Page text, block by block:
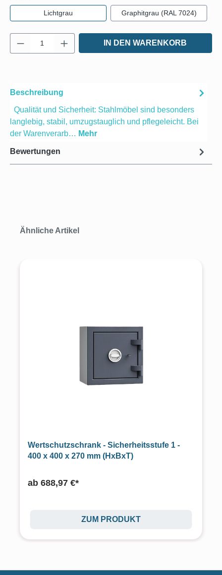
Lichtgrau Graphitgrau (RAL 7024)
Produkt Anzahl: Gib den gewünschten
IN DEN WARENKORB
Beschreibung
Qualität und Sicherheit: Stahlmöbel sind besonders
langlebig, stabil, umzugstauglich und pflegeleicht. Bei
der Warenverarb… Mehr
Bewertungen
Produktgalerie überspringen
Ähnliche Artikel
Wertschutzschrank - Sicherheitsstufe 1 -
400 x 400 x 270 mm (HxBxT)
ab 688,97 €*
ZUM PRODUKT